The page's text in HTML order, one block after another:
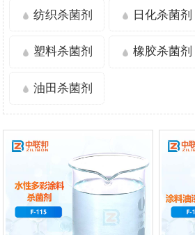
纺织杀菌剂 日化杀菌剂
塑料杀菌剂 橡胶杀菌剂
油田杀菌剂